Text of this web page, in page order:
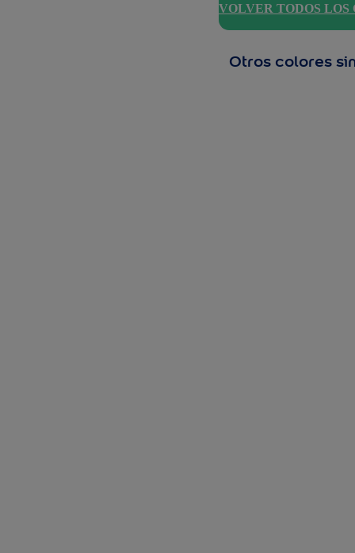
VOLVER TODOS LOS
Otros colores